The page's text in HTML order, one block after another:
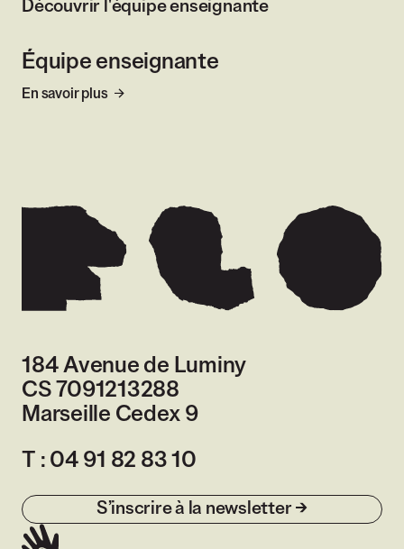
Découvrir l'équipe enseignante
Équipe enseignante
En savoir plus
184 Avenue de Luminy
CS 7091213288
Marseille Cedex 9France
T : 04 91 82 83 10
S’inscrire à la newsletter